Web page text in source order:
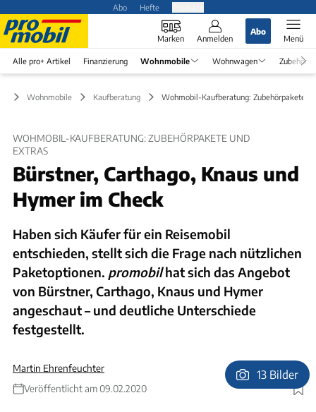
Abo Hefte
Marken Anmelden
Abo
Menü
Alle pro+ Artikel Finanzierung Wohnmobile Wohnwagen Zubehör
Wohnmobile Kaufberatung Wohmobil-Kaufberatung: Zubehörpakete
WOHMOBIL-KAUFBERATUNG: ZUBEHÖRPAKETE UND
EXTRAS
Bürstner, Carthago, Knaus und
Hymer im Check
Haben sich Käufer für ein Reisemobil
entschieden, stellt sich die Frage nach nützlichen
Paketoptionen. promobilhat sich das Angebot
von Bürstner, Carthago, Knaus und Hymer
angeschaut – und deutliche Unterschiede
festgestellt.
Martin Ehrenfeuchter
Veröffentlicht am 09.02.2020
Foto: Ingolf Pompe
13 Bilder